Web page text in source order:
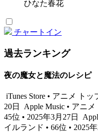
ひなた春花
チャートイン
過去ランキング
夜の魔女と魔法のレシピ
iTunes Store • アニメ トッ
20日
Apple Music • アニ
45位 • 2025年3月27日
イルランド • 66位 • 2025